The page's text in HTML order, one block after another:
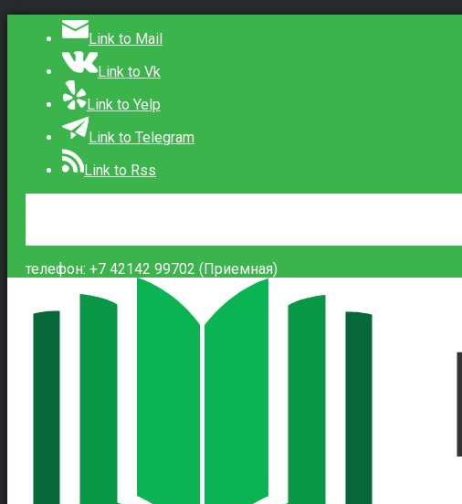
Link to Mail
Link to Vk
Link to Yelp
Link to Telegram
Link to Rss
телефон: +7 42142 99702 (Приемная)